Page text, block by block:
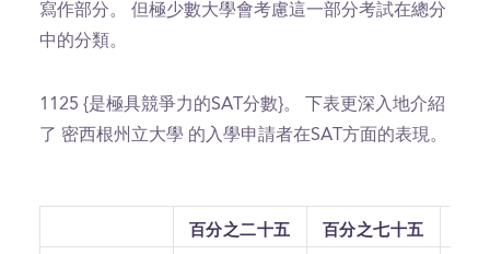
寫作部分。 但極少數大學會考慮這一部分考試在總分
中的分類。
1125 {是極具競爭力的SAT分數}。 下表更深入地介紹
了 密西根州立大學 的入學申請者在SAT方面的表現。
百分之二十五 百分之七十五